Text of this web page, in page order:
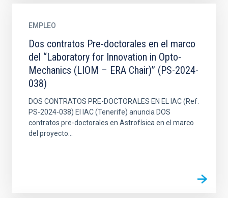
EMPLEO
Dos contratos Pre-doctorales en el marco
del “Laboratory for Innovation in Opto-
Mechanics (LIOM – ERA Chair)” (PS-2024-
038)
DOS CONTRATOS PRE-DOCTORALES EN EL IAC (Ref.
PS-2024-038) El IAC (Tenerife) anuncia DOS
contratos pre-doctorales en Astrofísica en el marco
del proyecto...